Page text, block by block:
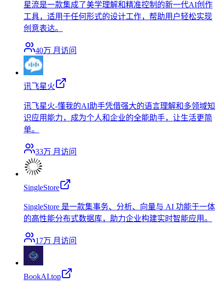
星流是一款集成了美学理解和精准控制的新一代AI创作
工具，适用于任何形式的设计工作，帮助用户轻松实现
创意表达。
40万 月访问
讯飞星火
讯飞星火-懂我的AI助手凭借强大的语言理解和多领域知
识应用能力，成为个人和企业的全能助手，让生活更简
单。
33万 月访问
SingleStore
SingleStore 是一款集事务、分析、向量与 AI 功能于一体
的高性能分布式数据库，助力企业构建实时智能应用。
17万 月访问
BookAI.top